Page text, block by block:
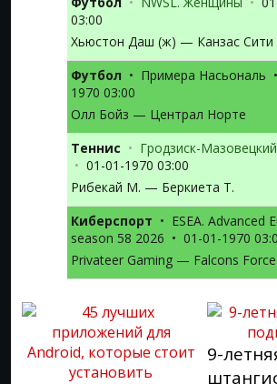
03:00
Хьюстон Даш (ж) — Канзас Сити
Футбол • Примера Насьональ •
1970 03:00
Олл Бойз — Централ Норте
Теннис • Гродзиск-
• 01-01-1970 03:00
Рибекай М. — Беркиета Т.
Киберспорт • ESEA. Advanced
season 58 2026 • 01-01-1970
Privateer Gaming — Falcons Force
9-